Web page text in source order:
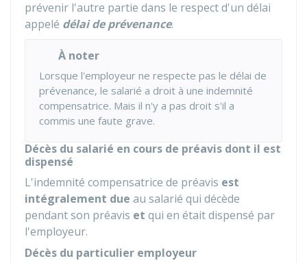
prévenir l'autre partie dans le respect d'un délai
appelé délai de prévenance.
À noter
Lorsque l'employeur ne respecte pas le délai de
prévenance, le salarié a droit à une indemnité
compensatrice. Mais il n'y a pas droit s'il a
commis une faute grave.
Décès du salarié en cours de préavis dont il est
dispensé
L'indemnité compensatrice de préavis est
intégralement due au salarié qui décède
pendant son préavis et qui en était dispensé par
l'employeur.
Décès du particulier employeur